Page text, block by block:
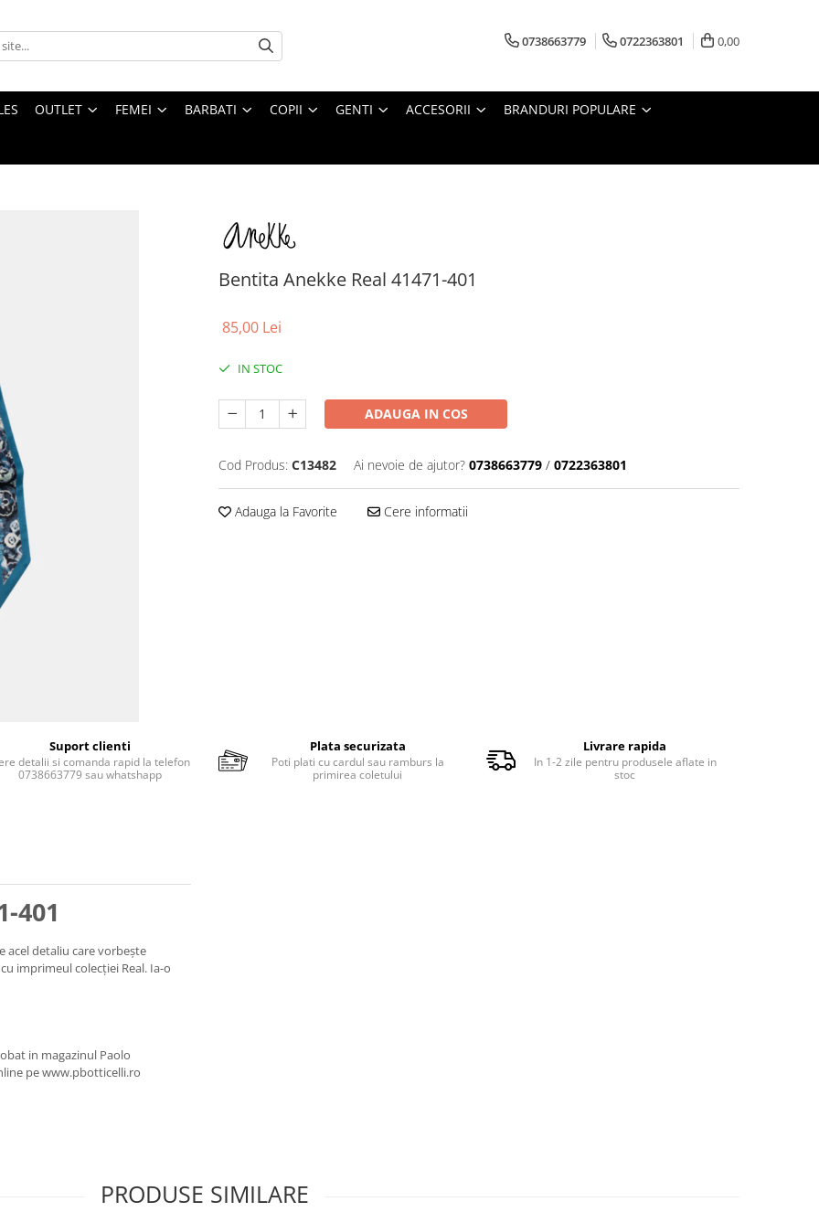
0738663779 0722363801 0,00
OUTLET FEMEI BARBATI COPII GENTI ACCESORII BRANDURI POPULARE
Bentita Anekke Real 41471-401
85,00 Lei
IN STOC
ADAUGA IN COS
Cod Produs: C13482 Ai nevoie de ajutor? 0738663779 / 0722363801
Adauga la Favorite Cere informatii
Suport clienti
detalii si comanda rapid la telefon
0738663779 sau whatshapp
Plata securizata
Poti plati cu cardul sau ramburs la
primirea coletului
Livrare rapida
In 1-2 zile pentru produsele aflate in
stoc
401
acel detaliu care vorbește
imprimeul colecției Real. Ia-o
in magazinul Paolo
pe www.pbotticelli.ro
PRODUSE SIMILARE